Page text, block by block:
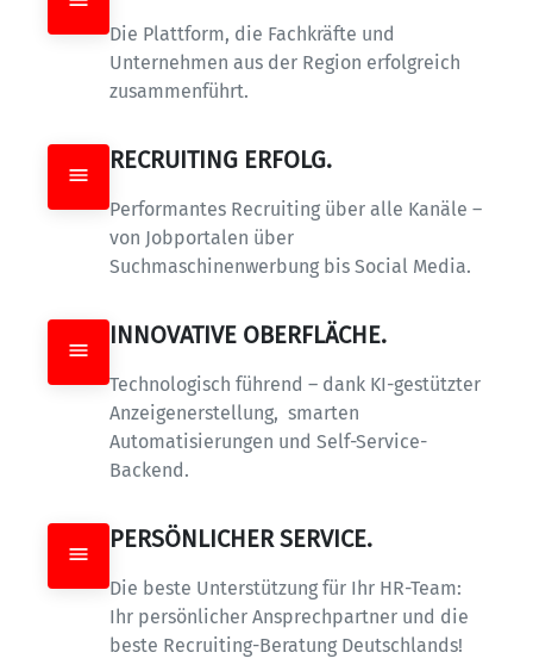
Die Plattform, die Fachkräfte und
Unternehmen aus der Region erfolgreich
zusammenführt.
RECRUITING ERFOLG.
Performantes Recruiting über alle Kanäle –
von Jobportalen über
Suchmaschinenwerbung bis Social Media.
INNOVATIVE OBERFLÄCHE.
Technologisch führend – dank KI-gestützter
Anzeigenerstellung,  smarten
Automatisierungen und Self-Service-
Backend.
PERSÖNLICHER SERVICE.
Die beste Unterstützung für Ihr HR-Team:
Ihr persönlicher Ansprechpartner und die
beste Recruiting-Beratung Deutschlands!